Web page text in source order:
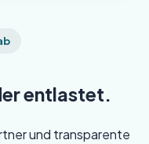
entlastet.
und transparente